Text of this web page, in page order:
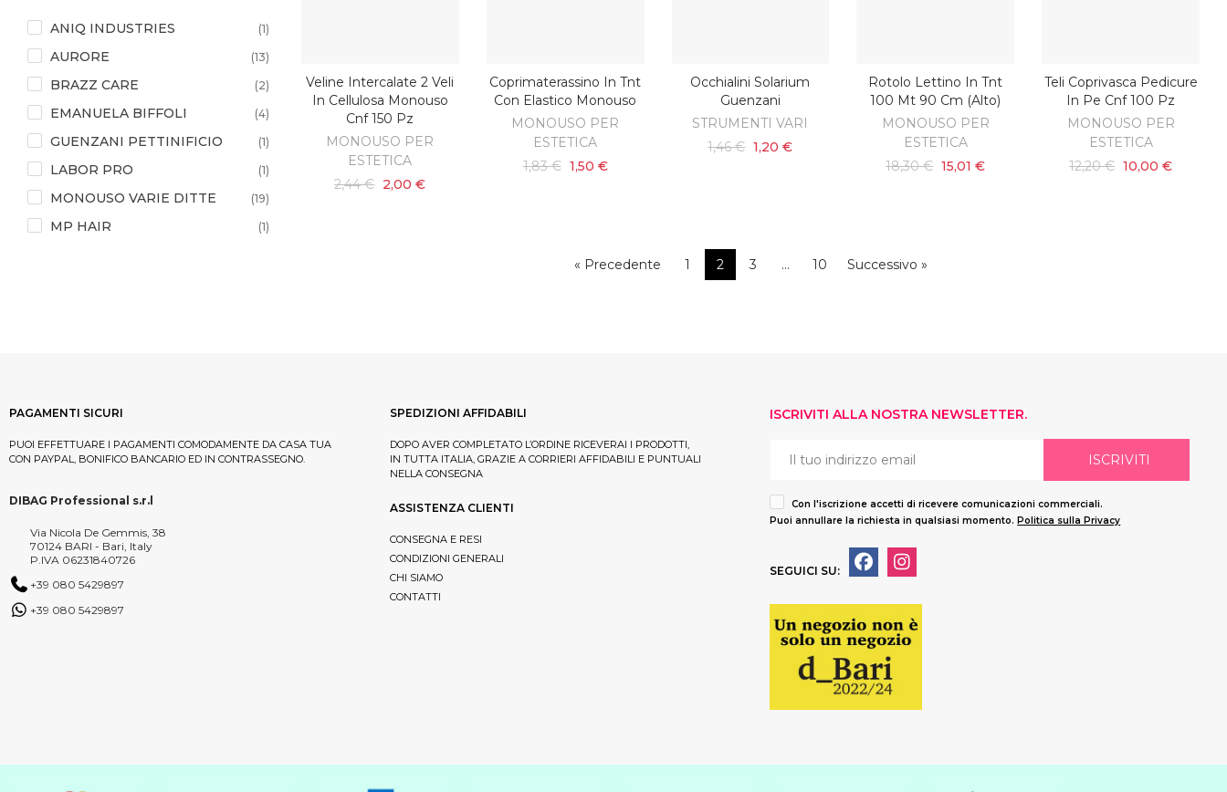
AGGIUNGI AL CARRELLO
Veline Intercalate 2 Veli
In Cellulosa Monouso
Cnf 150 Pz
MONOUSO PER
ESTETICA
2,44 € 2,00 €
SCOPRI
Coprimaterassino In Tnt
Con Elastico Monouso
MONOUSO PER
ESTETICA
1,83 € 1,50 €
AGGIUNGI AL CARRELLO
Occhialini Solarium
Guenzani
STRUMENTI VARI
1,46 € 1,20 €
AGGIUNGI AL CARRELLO
Rotolo Lettino In Tnt
100 Mt 90 Cm (alto)
MONOUSO PER
ESTETICA
18,30 € 15,01 €
AGGIUNGI AL CARRELLO
Teli Coprivasca Pedicure
In Pe Cnf 100 Pz
MONOUSO PER
ESTETICA
12,20 € 10,00 €
« Precedente 1 2 3 … 10 Successivo »
PEDICURE
(11)
SPAZZOLE SETOLA (1)
SPUGNETTE E PIUMINI (1)
STRUMENTI VARI (1)
VALIGIA, PORTA ATTREZZI (2)
VASCHETTA (3)
ANIQ INDUSTRIES (1)
AURORE (13)
BRAZZ CARE (2)
EMANUELA BIFFOLI (4)
GUENZANI PETTINIFICIO (1)
LABOR PRO (1)
MONOUSO VARIE DITTE (19)
MP HAIR (1)
PAGAMENTI SICURI
PUOI EFFETTUARE I PAGAMENTI COMODAMENTE DA CASA TUA
CON PAYPAL, BONIFICO BANCARIO ED IN CONTRASSEGNO.
DIBAG Professional s.r.l
Via Nicola De Gemmis, 38
70124 BARI - Bari, Italy
P.IVA 06231840726
+39 080 5429897
+39 080 5429897
SPEDIZIONI AFFIDABILI
DOPO AVER COMPLETATO L’ORDINE RICEVERAI I PRODOTTI,
IN TUTTA ITALIA, GRAZIE A CORRIERI AFFIDABILI E PUNTUALI
NELLA CONSEGNA
ASSISTENZA CLIENTI
CONSEGNA E RESI
CONDIZIONI GENERALI
CHI SIAMO
CONTATTI
ISCRIVITI ALLA NOSTRA NEWSLETTER.
ISCRIVITI
Con l'iscrizione accetti di ricevere comunicazioni commerciali.
Puoi annullare la richiesta in qualsiasi momento. Politica sulla Privacy
SEGUICI SU: